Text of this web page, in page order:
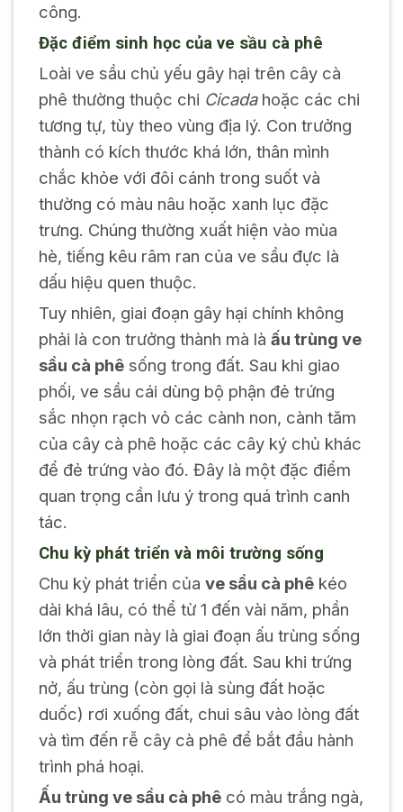
công.
Đặc điểm sinh học của ve sầu cà phê
Loài ve sầu chủ yếu gây hại trên cây cà
phê thường thuộc chi Cicadahoặc các chi
tương tự, tùy theo vùng địa lý. Con trưởng
thành có kích thước khá lớn, thân mình
chắc khỏe với đôi cánh trong suốt và
thường có màu nâu hoặc xanh lục đặc
trưng. Chúng thường xuất hiện vào mùa
hè, tiếng kêu râm ran của ve sầu đực là
dấu hiệu quen thuộc.
Tuy nhiên, giai đoạn gây hại chính không
phải là con trưởng thành mà là ấu trùng ve
sầu cà phêsống trong đất. Sau khi giao
phối, ve sầu cái dùng bộ phận đẻ trứng
sắc nhọn rạch vỏ các cành non, cành tăm
của cây cà phê hoặc các cây ký chủ khác
để đẻ trứng vào đó. Đây là một đặc điểm
quan trọng cần lưu ý trong quá trình canh
tác.
Chu kỳ phát triển và môi trường sống
Chu kỳ phát triển của ve sầu cà phêkéo
dài khá lâu, có thể từ 1 đến vài năm, phần
lớn thời gian này là giai đoạn ấu trùng sống
và phát triển trong lòng đất. Sau khi trứng
nở, ấu trùng (còn gọi là sùng đất hoặc
duốc) rơi xuống đất, chui sâu vào lòng đất
và tìm đến rễ cây cà phê để bắt đầu hành
trình phá hoại.
Ấu trùng ve sầu cà phêcó màu trắng ngà,